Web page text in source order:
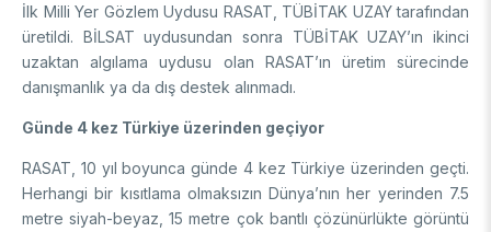
Uluslararası Destekler
İkili İş Birliği Programları
Çok Taraflı Programlar
AB Çerçeve Programları
BURSLAR
Lisans / Önlisans
Mentorluk Desteği Programı
Burs Programları
Destek Programları
Eğitim Burs Programları
Araştırma Burs Programları
Doktora Sonrası
İlk Milli Yer Gözlem Uydusu RASAT, TÜBİTAK UZAY tarafından
üretildi. BİLSAT uydusundan sonra TÜBİTAK UZAY’ın ikinci
uzaktan algılama uydusu olan RASAT’ın üretim sürecinde
danışmanlık ya da dış destek alınmadı.
Günde 4 kez Türkiye üzerinden geçiyor
RASAT, 10 yıl boyunca günde 4 kez Türkiye üzerinden geçti.
Herhangi bir kısıtlama olmaksızın Dünya’nın her yerinden 7.5
metre siyah-beyaz, 15 metre çok bantlı çözünürlükte görüntü